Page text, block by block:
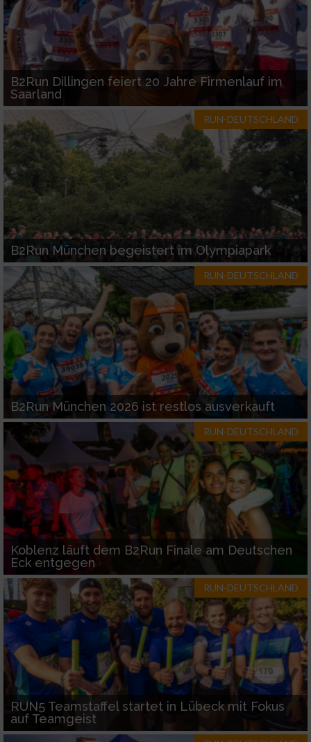
B2Run Dillingen feiert 20 Jahre Firmenlauf im
Saarland
RUN-DEUTSCHLAND
B2Run München begeistert im Olympiapark
RUN-DEUTSCHLAND
B2Run München 2026 ist restlos ausverkauft
RUN-DEUTSCHLAND
Koblenz läuft dem B2Run Finale am Deutschen
Eck entgegen
RUN-DEUTSCHLAND
RUN5 Teamstaffel startet in Lübeck mit Fokus
auf Teamgeist